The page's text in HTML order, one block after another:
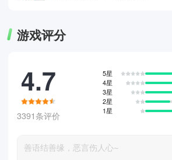
游戏评分
4.7
3391条评价
5星
4星
3星
2星
1星